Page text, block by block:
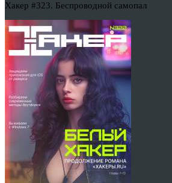
Хакер #323. Беспроводной самопал